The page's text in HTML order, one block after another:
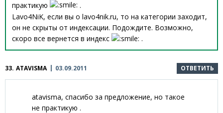
практикую
.
Lavo4NiK, если вы о lavo4nik.ru, то на категории заходит,
он не скрыты от индексации. Подождите. Возможно,
скоро все вернется в индекс
.
33. ATAVISMA 03.09.2011 ОТВЕТИТЬ
atavisma, спасибо за предложение, но такое
не практикую .